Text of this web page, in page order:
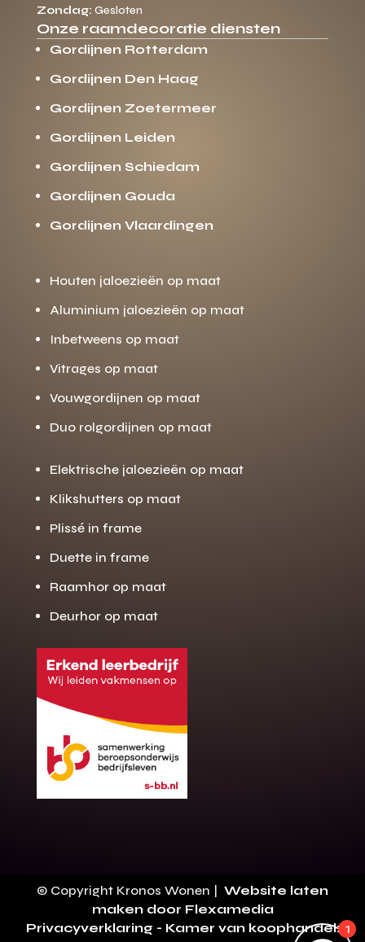
Gratis offerte
op maat?
Binnen 24 uur jouw gratis offerte
10 jaar garantie op de montage
100+ stoffen
Gratis offerte
Zondag: Gesloten
Onze raamdecoratie diensten
Gordijnen Rotterdam
Gordijnen Den Haag
Gordijnen Zoetermeer
Gordijnen Leiden
Gordijnen Schiedam
Gordijnen Gouda
Gordijnen Vlaardingen
Houten jaloezieën op maat
Aluminium jaloezieën op maat
Inbetweens op maat
Vitrages op maat
Vouwgordijnen op maat
Duo rolgordijnen op maat
Elektrische jaloezieën op maat
Klikshutters op maat
Plissé in frame
Duette in frame
Raamhor op maat
Deurhor op maat
1
© Copyright Kronos Wonen | Website laten
maken door Flexamedia
Privacyverklaring - Kamer van koophandel: